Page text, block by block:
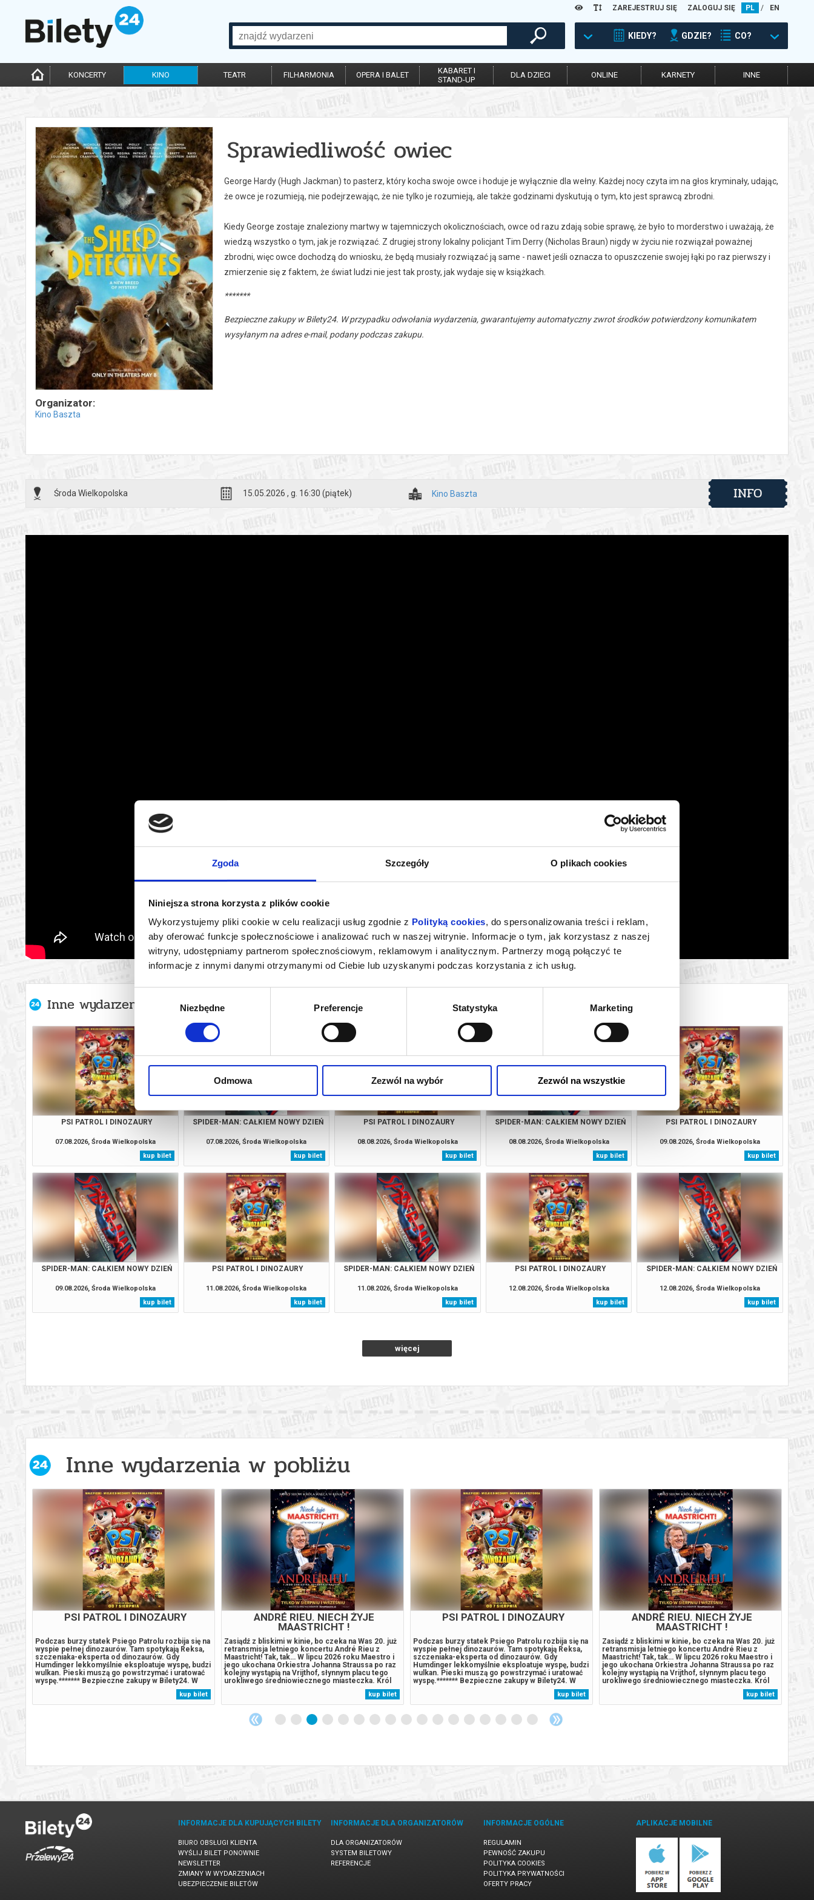
Zgoda Szczegóły O plikach cookies
Niniejsza strona korzysta z plików cookie
Wykorzystujemy pliki cookie w celu realizacji usług zgodnie z Polityką cookies, do spersonalizowania treści i reklam,
aby oferować funkcje społecznościowe i analizować ruch w naszej witrynie. Informacje o tym, jak korzystasz z naszej
witryny, udostępniamy partnerom społecznościowym, reklamowym i analitycznym. Partnerzy mogą połączyć te
informacje z innymi danymi otrzymanymi od Ciebie lub uzyskanymi podczas korzystania z ich usług.
Niezbędne Preferencje Statystyka Marketing
Odmowa Zezwól na wybór Zezwól na wszystkie
ZAREJESTRUJ SIĘ ZALOGUJ SIĘ PL / EN
KIEDY? GDZIE? CO?
KONCERTY KINO TEATR FILHARMONIA OPERA I BALET
KABARET I
STAND-UP
DLA DZIECI ONLINE KARNETY INNE
Organizator:
Kino Baszta
Sprawiedliwość owiec
George Hardy (Hugh Jackman) to pasterz, który kocha swoje owce i hoduje je wyłącznie dla wełny. Każdej nocy czyta im na głos kryminały, udając,
że owce je rozumieją, nie podejrzewając, że nie tylko je rozumieją, ale także godzinami dyskutują o tym, kto jest sprawcą zbrodni.
Kiedy George zostaje znaleziony martwy w tajemniczych okolicznościach, owce od razu zdają sobie sprawę, że było to morderstwo i uważają, że
wiedzą wszystko o tym, jak je rozwiązać. Z drugiej strony lokalny policjant Tim Derry (Nicholas Braun) nigdy w życiu nie rozwiązał poważnej
zbrodni, więc owce dochodzą do wniosku, że będą musiały rozwiązać ją same - nawet jeśli oznacza to opuszczenie swojej łąki po raz pierwszy i
zmierzenie się z faktem, że świat ludzi nie jest tak prosty, jak wydaje się w książkach.
*******
Bezpieczne zakupy w Bilety24. W przypadku odwołania wydarzenia, gwarantujemy automatyczny zwrot środków potwierdzony komunikatem
wysyłanym na adres e-mail, podany podczas zakupu.
Środa Wielkopolska 15.05.2026 , g. 16:30 (piątek) Kino Baszta INFO
Inne wydarzenia organizatora
PSI PATROL I DINOZAURY
07.08.2026, Środa Wielkopolska
kup bilet
SPIDER-MAN: CAŁKIEM NOWY DZIEŃ
07.08.2026, Środa Wielkopolska
kup bilet
PSI PATROL I DINOZAURY
08.08.2026, Środa Wielkopolska
kup bilet
SPIDER-MAN: CAŁKIEM NOWY DZIEŃ
08.08.2026, Środa Wielkopolska
kup bilet
PSI PATROL I DINOZAURY
09.08.2026, Środa Wielkopolska
kup bilet
SPIDER-MAN: CAŁKIEM NOWY DZIEŃ
09.08.2026, Środa Wielkopolska
kup bilet
PSI PATROL I DINOZAURY
11.08.2026, Środa Wielkopolska
kup bilet
SPIDER-MAN: CAŁKIEM NOWY DZIEŃ
11.08.2026, Środa Wielkopolska
kup bilet
PSI PATROL I DINOZAURY
12.08.2026, Środa Wielkopolska
kup bilet
SPIDER-MAN: CAŁKIEM NOWY DZIEŃ
12.08.2026, Środa Wielkopolska
kup bilet
więcej
Inne wydarzenia w pobliżu
na
bilet
PSI PATROL I DINOZAURY
Podczas burzy statek Psiego Patrolu rozbija się na
wyspie pełnej dinozaurów. Tam spotykają Reksa,
szczeniaka-eksperta od dinozaurów. Gdy
Humdinger lekkomyślnie eksploatuje wyspę, budzi
wulkan. Pieski muszą go powstrzymać i uratować
wyspę.******* Bezpieczne zakupy w Bilety24. W
przypadku odwołania wydarzenia, gwarantujemy
automatyczny zwrot środków potwierdzony
komunikatem wysyłanym na adres...
kup bilet
ANDRÉ RIEU. NIECH ŻYJE
MAASTRICHT !
Zasiądź z bliskimi w kinie, bo czeka na Was 20. już
retransmisja letniego koncertu André Rieu z
Maastricht! Tak, tak… W lipcu 2026 roku Maestro i
jego ukochana Orkiestra Johanna Straussa po raz
kolejny wystąpią na Vrijthof, słynnym placu tego
urokliwego średniowiecznego miasteczka. Król
kilkudziesięciu tysięcy miłośników...
kup bilet
PSI PATROL I DINOZAURY
Podczas burzy statek Psiego Patrolu rozbija się na
wyspie pełnej dinozaurów. Tam spotykają Reksa,
szczeniaka-eksperta od dinozaurów. Gdy
Humdinger lekkomyślnie eksploatuje wyspę, budzi
wulkan. Pieski muszą go powstrzymać i uratować
wyspę.******* Bezpieczne zakupy w Bilety24. W
przypadku odwołania wydarzenia, gwarantujemy
automatyczny zwrot środków potwierdzony
komunikatem wysyłanym na adres...
kup bilet
ANDRÉ RIEU. NIECH ŻYJE
MAASTRICHT !
Zasiądź z bliskimi w kinie, bo czeka na Was 20. już
retransmisja letniego koncertu André Rieu z
Maastricht! Tak, tak… W lipcu 2026 roku Maestro i
jego ukochana Orkiestra Johanna Straussa po raz
kolejny wystąpią na Vrijthof, słynnym placu tego
urokliwego średniowiecznego miasteczka. Król
kilkudziesięciu tysięcy miłośników...
kup bilet
INFORMACJE DLA KUPUJĄCYCH BILETY
BIURO OBSŁUGI KLIENTA
WYŚLIJ BILET PONOWNIE
NEWSLETTER
ZMIANY W WYDARZENIACH
UBEZPIECZENIE BILETÓW
INFORMACJE DLA ORGANIZATORÓW
DLA ORGANIZATORÓW
SYSTEM BILETOWY
REFERENCJE
INFORMACJE OGÓLNE
REGULAMIN
PEWNOŚĆ ZAKUPU
POLITYKA COOKIES
POLITYKA PRYWATNOŚCI
OFERTY PRACY
APLIKACJE MOBILNE